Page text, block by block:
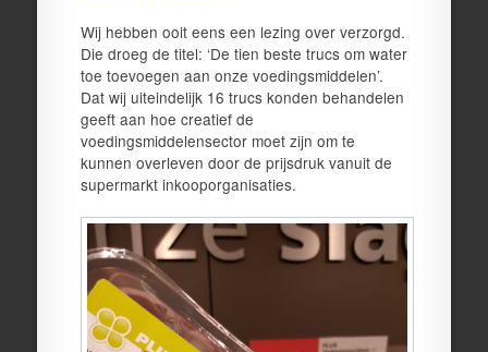
Wij hebben ooit eens een lezing over verzorgd.
Die droeg de titel: ‘De tien beste trucs om water
toe toevoegen aan onze voedingsmiddelen’.
Dat wij uiteindelijk 16 trucs konden behandelen
geeft aan hoe creatief de
voedingsmiddelensector moet zijn om te
kunnen overleven door de prijsdruk vanuit de
supermarkt inkooporganisaties.